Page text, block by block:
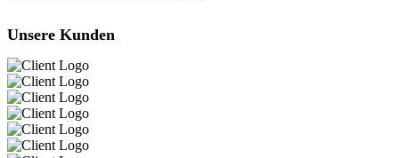
Unsere Kunden